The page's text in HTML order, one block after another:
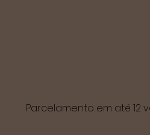
Parcelamento em até 12